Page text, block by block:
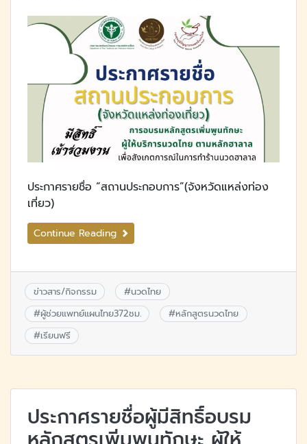
ประกาศรายชื่อ “สถานประกอบการ”(จังหวัดแหล่งท่อง
เที่ยว)
Continue Reading
ข่าวสาร/กิจกรรม #นวดไทย
#ผู้ช่วยแพทย์แผนไทย372ชม. #หลักสูตรนวดไทย
#เรียนฟรี
ประกาศรายชื่อผู้มีสิทธิ์อบรม